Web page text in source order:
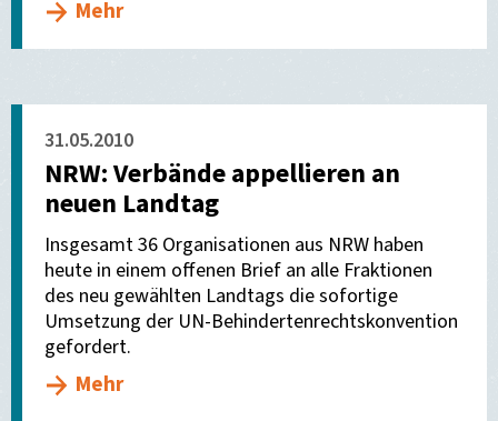
Mehr
31.05.2010
NRW: Verbände appellieren an
neuen Landtag
Insgesamt 36 Organisationen aus NRW haben
heute in einem offenen Brief an alle Fraktionen
des neu gewählten Landtags die sofortige
Umsetzung der UN-Behindertenrechtskonvention
gefordert.
Mehr